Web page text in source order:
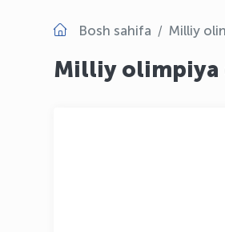
Bosh sahifa Milliy
Milliy olimpiya